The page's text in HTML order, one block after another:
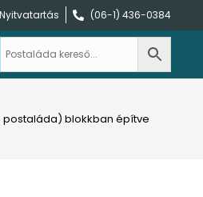
Nyitvatartás (06-1) 436-0384
postaláda) blokkban építve